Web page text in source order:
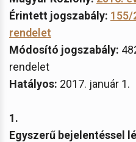
Érintett jogszabály: 155/
rendelet
Módosító jogszabály:
rendelet
Hatályos: 2017. január 1.
1.
Egyszerű bejelentéssel